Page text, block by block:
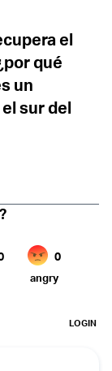
el
qué
un
sur del